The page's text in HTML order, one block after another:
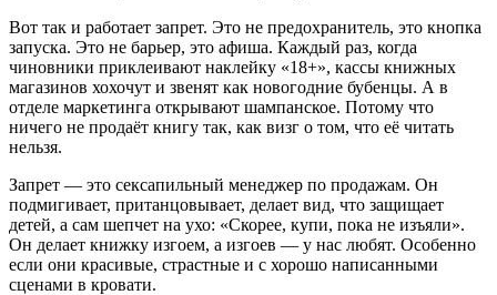
Вот так и работает запрет. Это не предохранитель, это кнопка
запуска. Это не барьер, это афиша. Каждый раз, когда
чиновники приклеивают наклейку «18+», кассы книжных
магазинов хохочут и звенят как новогодние бубенцы. А в
отделе маркетинга открывают шампанское. Потому что
ничего не продаёт книгу так, как визг о том, что её читать
нельзя.
Запрет — это сексапильный менеджер по продажам. Он
подмигивает, пританцовывает, делает вид, что защищает
детей, а сам шепчет на ухо: «Скорее, купи, пока не изъяли».
Он делает книжку изгоем, а изгоев — у нас любят. Особенно
если они красивые, страстные и с хорошо написанными
сценами в кровати.